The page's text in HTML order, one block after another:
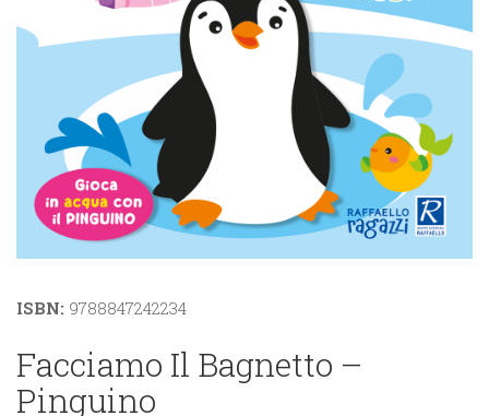
ISBN: 9788847242234
Facciamo Il Bagnetto –
Pinguino